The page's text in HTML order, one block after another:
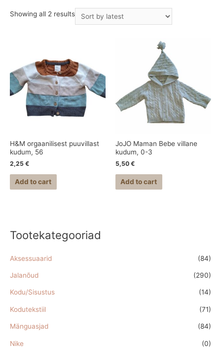
Tootekategooriad
Aksessuaarid (84)
Jalanõud (290)
Kodu/Sisustus (14)
Kodutekstiil (71)
Mänguasjad (84)
Nike (0)
Showing all 2 results
H&M orgaanilisest puuvillast
kudum, 56
2,25 €
Add to cart
JoJO Maman Bebe villane
kudum, 0-3
5,50 €
Add to cart